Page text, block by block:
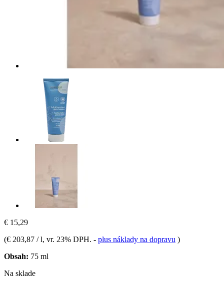
€ 15,29
(€ 203,87 / l, vr. 23% DPH. - plus náklady na dopravu )
Obsah: 75 ml
Na sklade